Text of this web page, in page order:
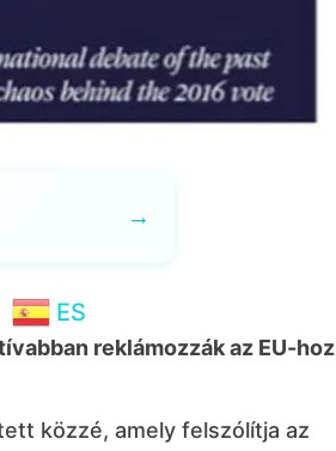
→
ES
reklámozzák az EU-hoz
közzé, amely felszólítja az